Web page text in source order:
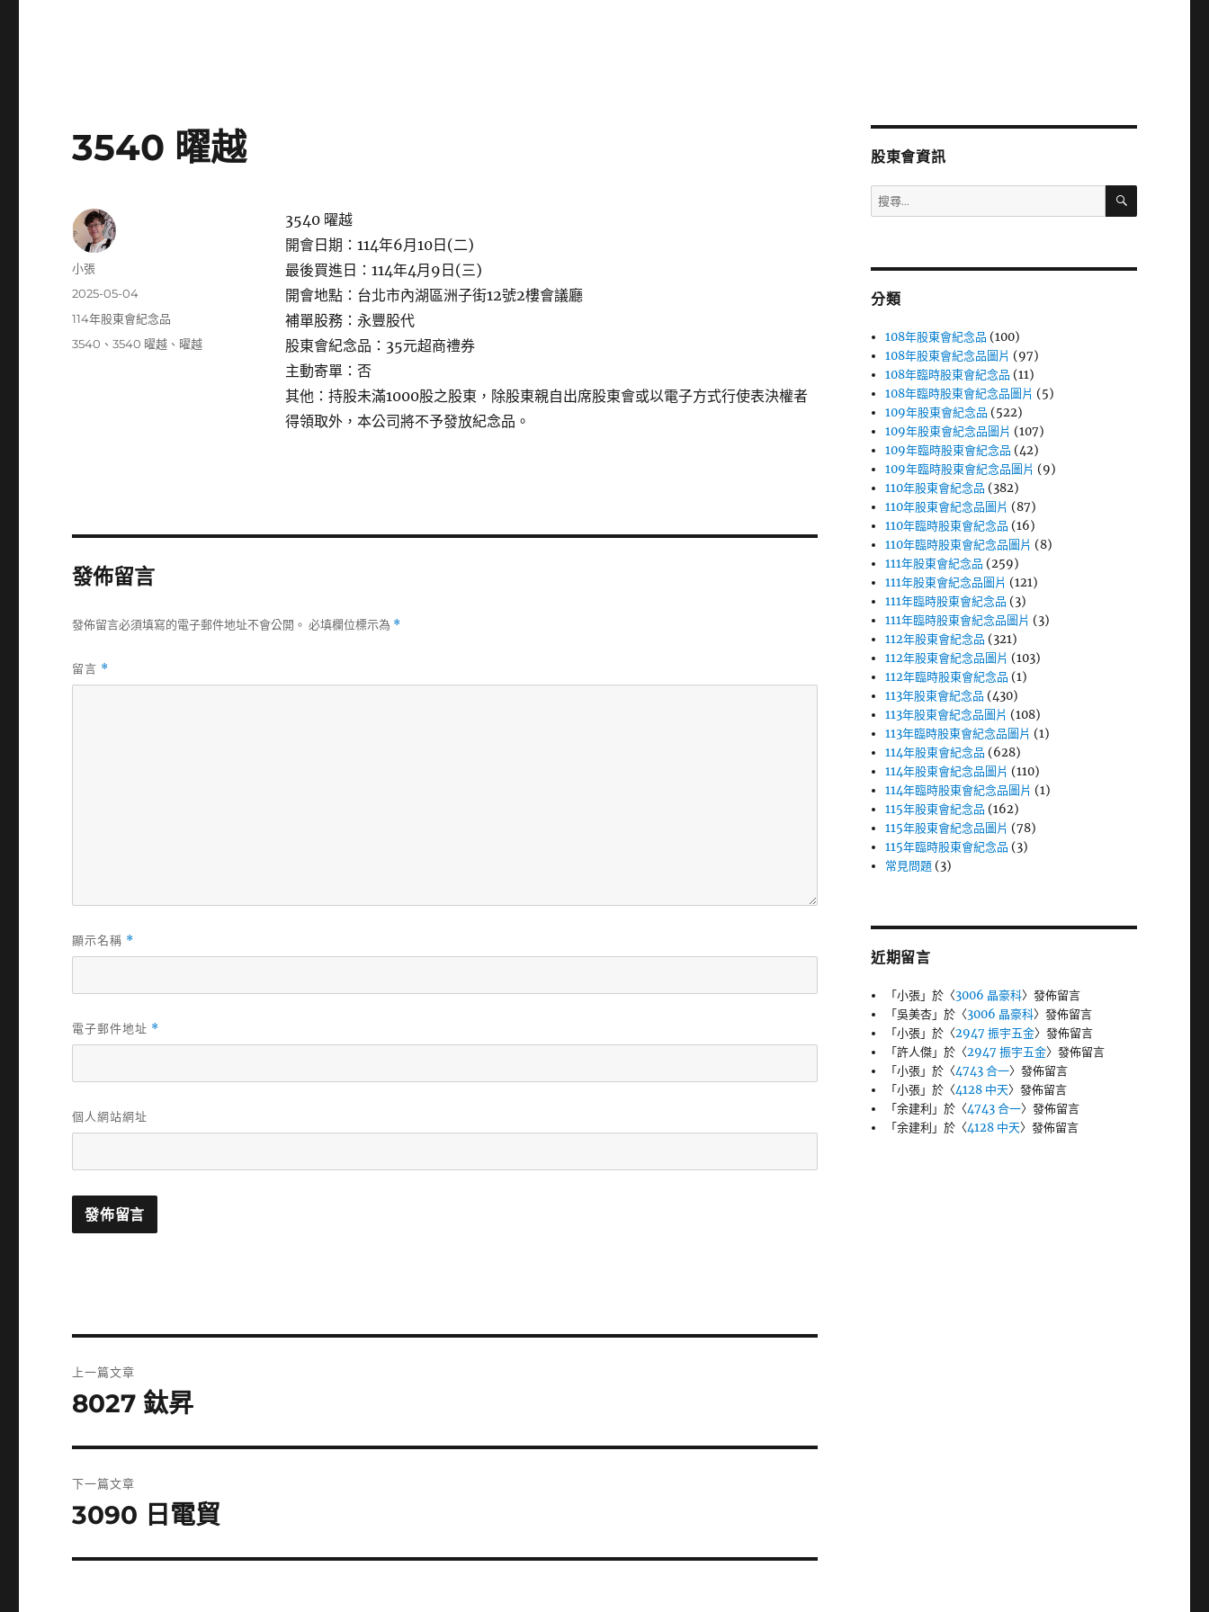
3540 曜越
3540 曜越
開會日期：114年6月10日(二)
最後買進日：114年4月9日(三)
開會地點：台北市內湖區洲子街12號2樓會議廳
補單股務：永豐股代
股東會紀念品：35元超商禮券
主動寄單：否
其他：持股未滿1000股之股東，除股東親自出席股東會或以電子方式行使表決權者
得領取外，本公司將不予發放紀念品。
作
小張
發
期:
2025-05-04
分
114年股東會紀念品
標
3540 、3540 曜越 、 曜越
發佈留言
發佈留言必須填寫的電子郵件地址不會公開。 必填欄位標示為 *
留言 *
顯示名稱 *
電子郵件地址 *
個人網站網址
章
上一篇文章
上
篇
文
8027 鈦昇
下一篇文章
下
篇
3090 日電貿
股東會資訊
搜
尋
字:
搜
分類
108年股東會紀念品 (100)
108年股東會紀念品圖片 (97)
108年臨時股東會紀念品 (11)
108年臨時股東會紀念品圖片 (5)
109年股東會紀念品 (522)
109年股東會紀念品圖片 (107)
109年臨時股東會紀念品 (42)
109年臨時股東會紀念品圖片 (9)
110年股東會紀念品 (382)
110年股東會紀念品圖片 (87)
110年臨時股東會紀念品 (16)
110年臨時股東會紀念品圖片 (8)
111年股東會紀念品 (259)
111年股東會紀念品圖片 (121)
111年臨時股東會紀念品 (3)
111年臨時股東會紀念品圖片 (3)
112年股東會紀念品 (321)
112年股東會紀念品圖片 (103)
112年臨時股東會紀念品 (1)
113年股東會紀念品 (430)
113年股東會紀念品圖片 (108)
113年臨時股東會紀念品圖片 (1)
114年股東會紀念品 (628)
114年股東會紀念品圖片 (110)
114年臨時股東會紀念品圖片 (1)
115年股東會紀念品 (162)
115年股東會紀念品圖片 (78)
115年臨時股東會紀念品 (3)
常見問題 (3)
近期留言
「小張」於〈3006 晶豪科〉發佈留言
「吳美杏」於〈3006 晶豪科〉發佈留言
「小張」於〈2947 振宇五金〉發佈留言
「許人傑」於〈2947 振宇五金〉發佈留言
「小張」於〈4743 合一〉發佈留言
「小張」於〈4128 中天〉發佈留言
「余建利 」於〈4743 合一〉發佈留言
「余建利 」於〈4128 中天〉發佈留言